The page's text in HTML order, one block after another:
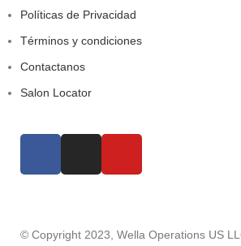
Políticas de Privacidad
Términos y condiciones
Contactanos
Salon Locator
© Copyright 2023, Wella Operations US